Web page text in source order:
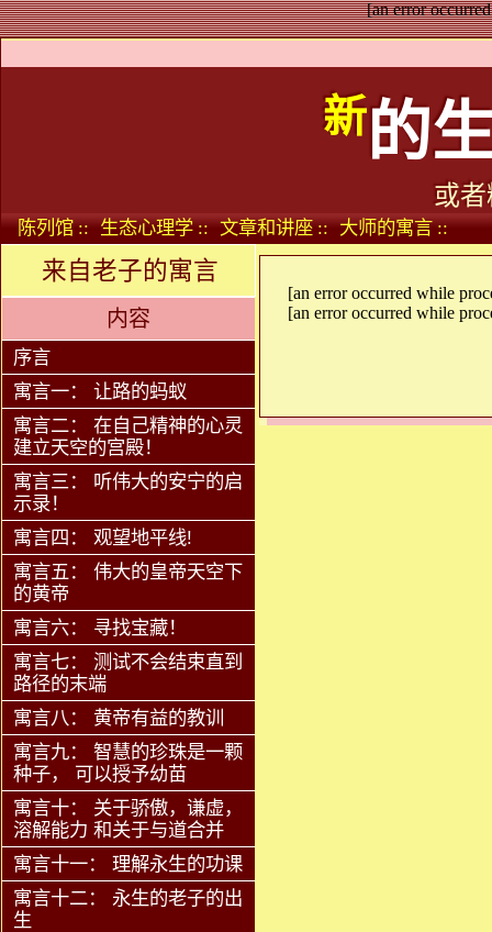
[an error
新的
或
陈列馆 :: 生态心理学 :: 文章和讲座 :: 大师的寓言 ::
来自老子的寓言
内容
序言
寓言一： 让路的蚂蚁
寓言二： 在自己精神的心灵
建立天空的宫殿！
寓言三： 听伟大的安宁的启
示录！
寓言四： 观望地平线!
寓言五： 伟大的皇帝天空下
的黄帝
寓言六： 寻找宝藏！
寓言七： 测试不会结束直到
路径的末端
寓言八： 黄帝有益的教训
寓言九： 智慧的珍珠是一颗
种子， 可以授予幼苗
寓言十： 关于骄傲，谦虚，
溶解能力 和关于与道合并
寓言十一： 理解永生的功课
寓言十二： 永生的老子的出
生
[an error occurred while
[an error occurred while